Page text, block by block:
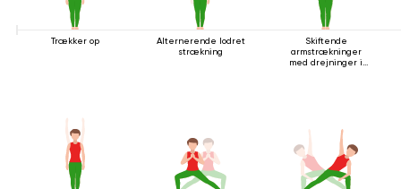
Trækker op
Alternerende lodret
strækning
Skiftende
armstrækninger
med drejninger i